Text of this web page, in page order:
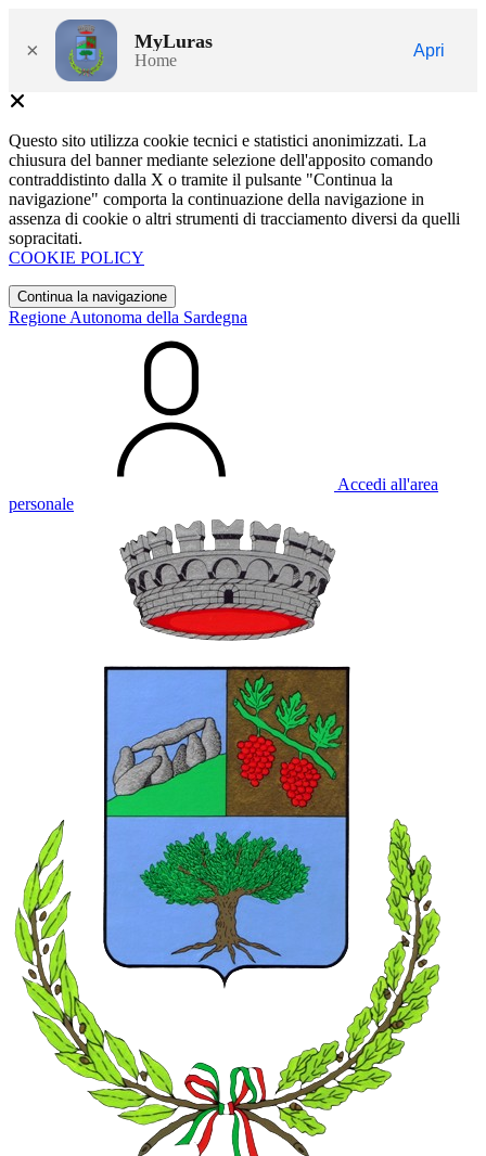
× MyLuras
Home
Apri
Questo sito utilizza cookie tecnici e statistici anonimizzati. La
chiusura del banner mediante selezione dell'apposito comando
contraddistinto dalla X o tramite il pulsante "Continua la
navigazione" comporta la continuazione della navigazione in
assenza di cookie o altri strumenti di tracciamento diversi da quelli
sopracitati.
COOKIE POLICY
Continua la navigazione
Regione Autonoma della Sardegna
Accedi all'area
personale